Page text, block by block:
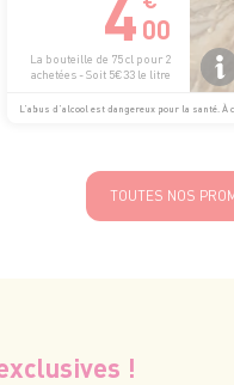
00
La bouteille de 75 cl pour 2
achetées - Soit 5€33 le litre
L’abus d’alcool est dangereux pour la santé. À
TOUTES NOS
!